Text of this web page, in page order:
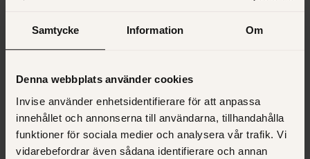
Samtycke Information Om
Denna webbplats använder cookies
Invise använder enhetsidentifierare för att anpassa
innehållet och annonserna till användarna, tillhandahålla
funktioner för sociala medier och analysera vår trafik. Vi
vidarebefordrar även sådana identifierare och annan